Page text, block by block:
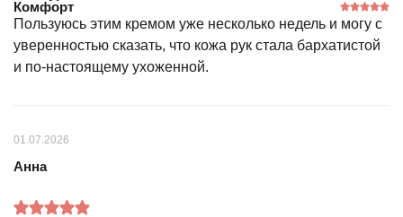
Комфорт
Пользуюсь этим кремом уже несколько недель и могу с
уверенностью сказать, что кожа рук стала бархатистой
и по-настоящему ухоженной.
01.07.2026
Анна